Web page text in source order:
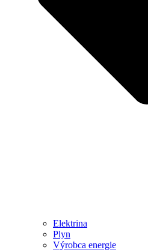
Elektrina
Plyn
Výrobca energie